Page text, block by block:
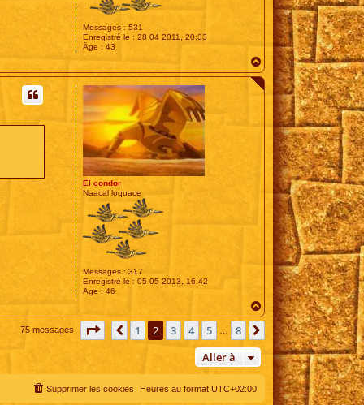
Messages : 531
Enregistré le : 28 04 2011, 20:33
Âge : 43
a
u
El condor
Naacal loquace
Messages : 317
Enregistré le : 05 05 2013, 16:42
Âge : 46
a
t
75 messages Page sur8
Précédente
1 2 3 4 5 8 Suivante
Aller à
Heures au format UTC+02:00
Supprimer les cookies